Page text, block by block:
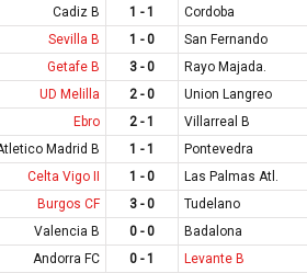
Cadiz B 1 - 1 Cordoba
Sevilla B 1 - 0 San Fernando
Getafe B 3 - 0 Rayo Majada.
UD Melilla 2 - 0 Union Langreo
Ebro 2 - 1 Villarreal B
Madrid B 1 - 1 Pontevedra
Celta Vigo II 1 - 0 Las Palmas Atl.
Burgos CF 3 - 0 Tudelano
Valencia B 0 - 0 Badalona
Andorra FC 0 - 1 Levante B